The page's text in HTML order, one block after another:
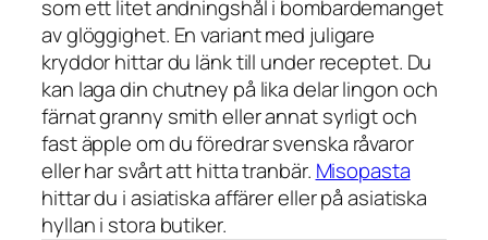
som ett litet andningshål i bombardemanget
av glöggighet. En variant med juligare
kryddor hittar du länk till under receptet. Du
kan laga din chutney på lika delar lingon och
färnat granny smith eller annat syrligt och
fast äpple om du föredrar svenska råvaror
eller har svårt att hitta tranbär. Misopasta
hittar du i asiatiska affärer eller på asiatiska
hyllan i stora butiker.